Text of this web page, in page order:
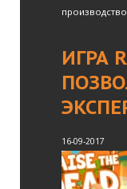
ИГРА
16-09-2017